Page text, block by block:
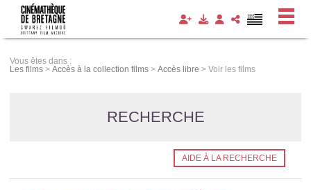
Vous êtes dans :
Les films > Accès à la collection films > Accès libre > Voir les films
RECHERCHE
AIDE À LA RECHERCHE
Panneau de gestion des cookies